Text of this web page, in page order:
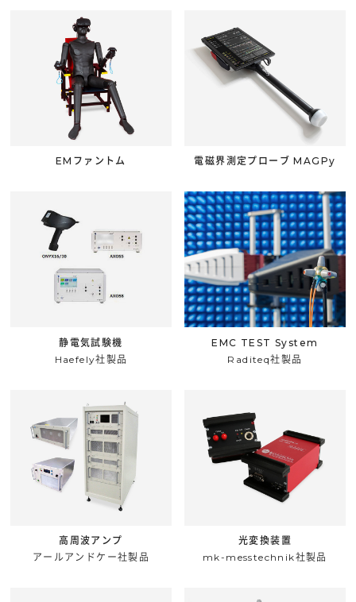
EMファントム 電磁界測定プローブ MAGPy
静電気試験機
Haefely社製品
EMC TEST System
Raditeq社製品
高周波アンプ
アールアンドケー社製品
光変換装置
mk-messtechnik社製品